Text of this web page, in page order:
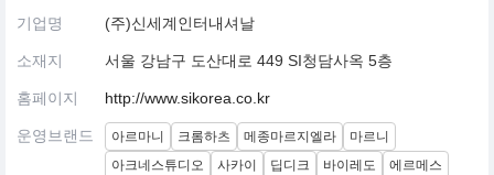
기업명 (주)신세계인터내셔날
소재지 서울 강남구 도산대로 449 SI청담사옥 5층
홈페이지 http://www.sikorea.co.kr
운영브랜드 아르마니 크롬하츠 메종마르지엘라
마르니
아크네스튜디오
사카이 딥디크 바이레도 에르메스